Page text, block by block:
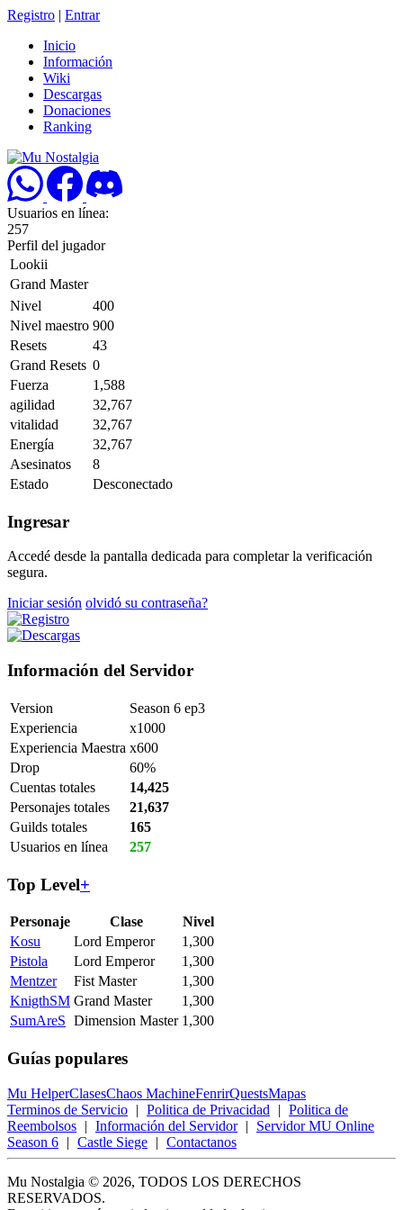
Registro | Entrar
Inicio
Información
Wiki
Descargas
Donaciones
Ranking
Usuarios en línea:
257
Perfil del jugador
Lookii
Grand Master
Nivel
400
Nivel maestro 900
Resets
43
Grand Resets 0
Fuerza
1,588
agilidad
32,767
vitalidad
32,767
Energía
32,767
Asesinatos
8
Estado
Desconectado
Ingresar
Accedé desde la pantalla dedicada para completar la verificación
segura.
Iniciar sesión olvidó su contraseña?
Información del Servidor
Version
Season 6 ep3
Experiencia
x1000
Experiencia Maestra x600
Drop
60%
Cuentas totales
14,425
Personajes totales
21,637
Guilds totales
165
Usuarios en línea
257
Top Level+
Personaje Clase
Nivel
Kosu
Lord Emperor
1,300
Pistola
Lord Emperor
1,300
Mentzer
Fist Master
1,300
KnigthSM Grand Master
1,300
SumAreS Dimension Master 1,300
Guías populares
Mu HelperClasesChaos MachineFenrirQuestsMapas
Terminos de Servicio | Politica de Privacidad | Politica de
Reembolsos | Información del Servidor |
Servidor MU Online
Season 6 | Castle Siege | Contactanos
Mu Nostalgia © 2026, TODOS LOS DERECHOS
RESERVADOS.